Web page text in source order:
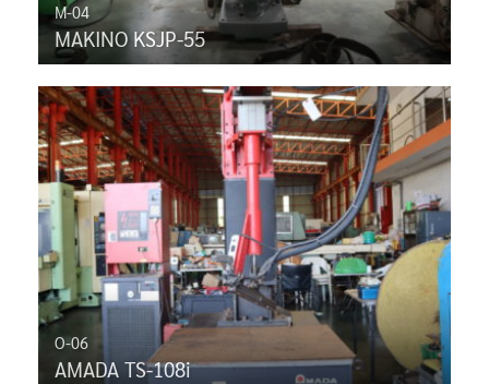
M-04
MAKINO KSJP-55
O-06
AMADA TS-108i